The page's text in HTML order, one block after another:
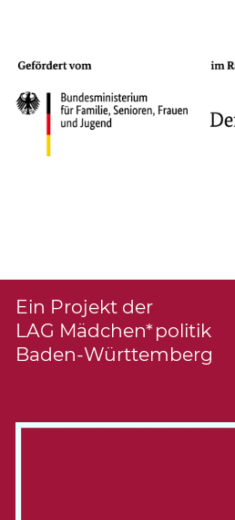
Ein Projekt der
LAG Mädchen*politik
Baden-Württemberg